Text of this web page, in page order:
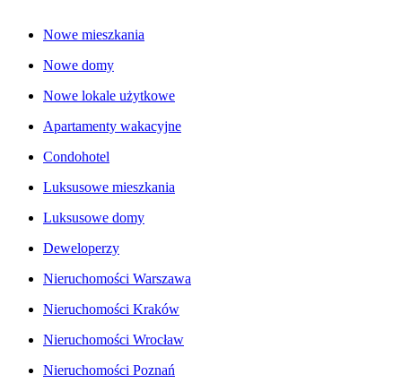
Nowe mieszkania
Nowe domy
Nowe lokale użytkowe
Apartamenty wakacyjne
Condohotel
Luksusowe mieszkania
Luksusowe domy
Deweloperzy
Nieruchomości Warszawa
Nieruchomości Kraków
Nieruchomości Wrocław
Nieruchomości Poznań